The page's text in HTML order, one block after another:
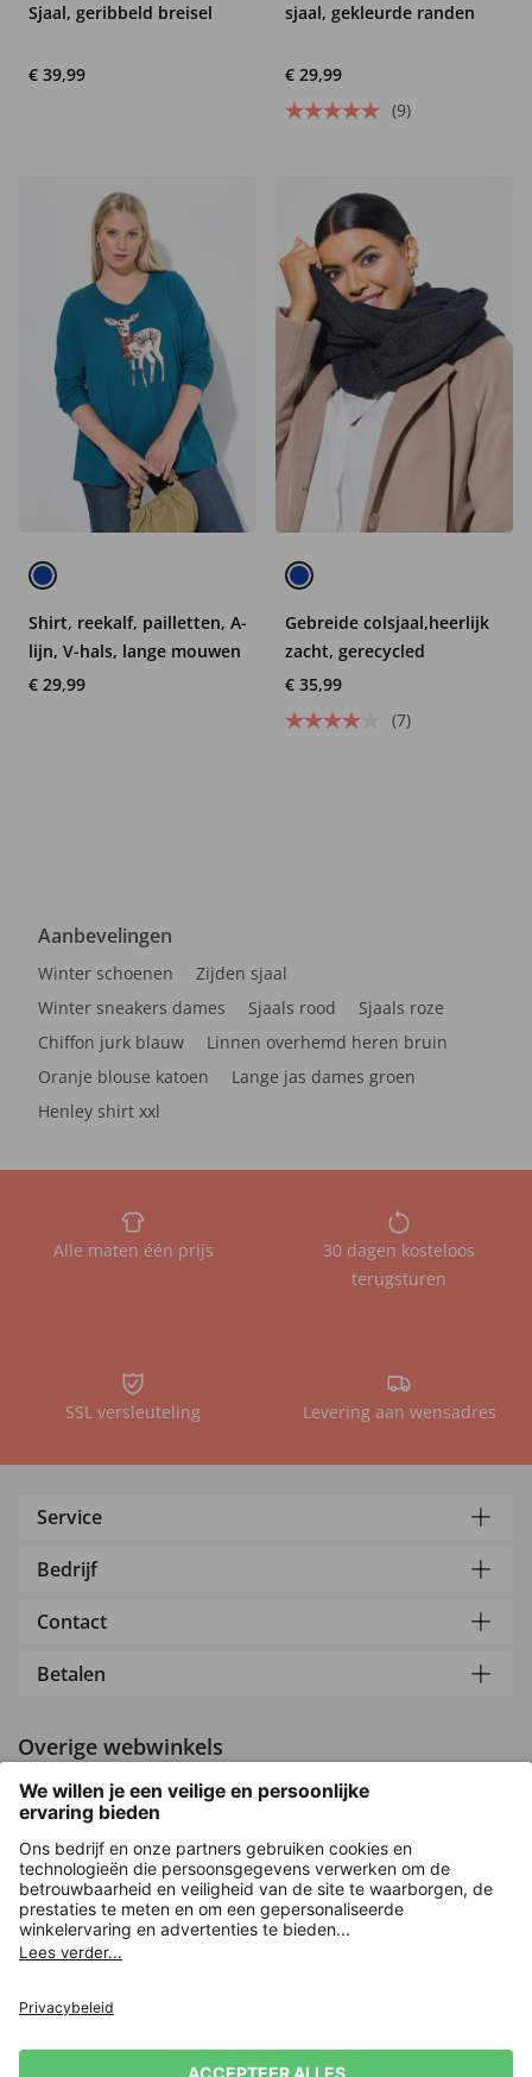
Sjaal, geribbeld breisel
€ 39,99
sjaal, gekleurde randen
€ 29,99
(9)
Shirt, reekalf, pailletten, A-
lijn, V-hals, lange mouwen
€ 29,99
Gebreide colsjaal,heerlijk
zacht, gerecycled
€ 35,99
(7)
Aanbevelingen
Winter schoenen
Zijden sjaal
Winter sneakers dames
Sjaals rood
Sjaals roze
Chiffon jurk blauw
Linnen overhemd heren bruin
Oranje blouse katoen
Lange jas dames groen
Henley shirt xxl
Alle maten één prijs
30 dagen kosteloos
terugsturen
SSL versleuteling Levering aan wensadres
Service
Bedrijf
Contact
Betalen
Overige webwinkels
Nederland
Versleuteling met
Verkoopvoorwaarden Herroepingsrecht
Nieuwsbrief